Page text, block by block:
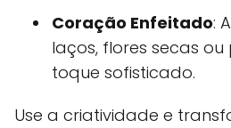
Coração Enfeitado:
laços, flores secas
toque sofisticado.
Use a criatividade e